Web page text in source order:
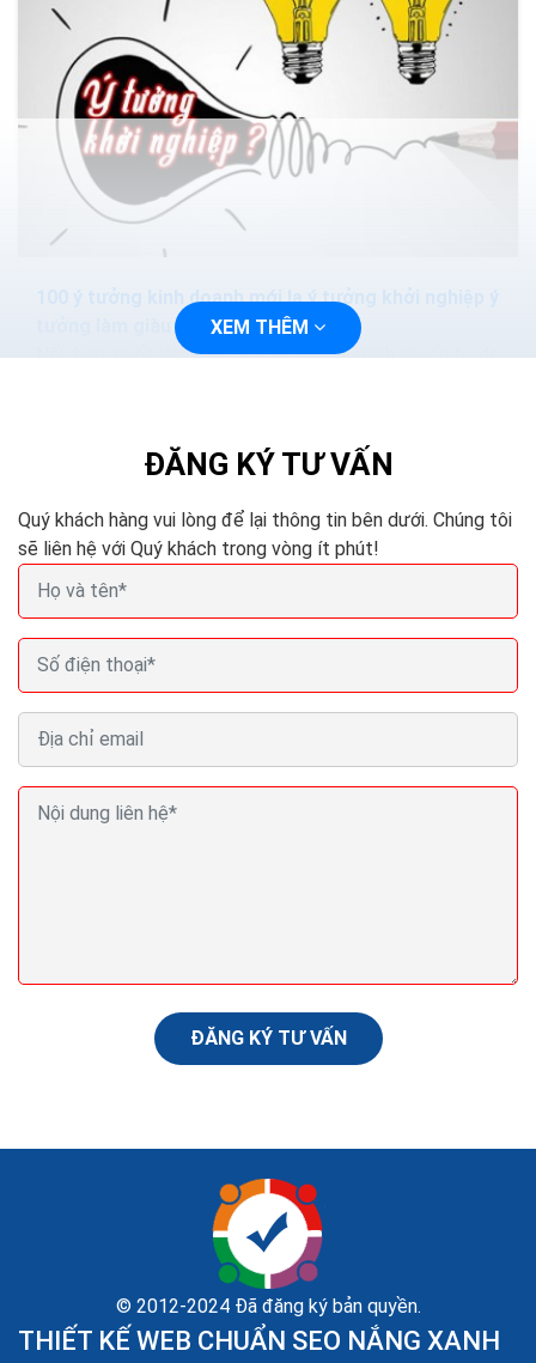
100 ý tưởng kinh doanh mới lạ ý tưởng khởi nghiệp ý
Nếu bạn muốn làm chủ cuộc sống của mình, muốn tự do
XEM THÊM
ĐĂNG KÝ TƯ VẤN
Quý khách hàng vui lòng để lại thông tin bên dưới. Chúng tôi
sẽ liên hệ với Quý khách trong vòng ít phút!
ĐĂNG KÝ TƯ VẤN
© 2012-2024 Đã đăng ký bản quyền.
THIẾT KẾ WEB CHUẨN SEO NẮNG XANH